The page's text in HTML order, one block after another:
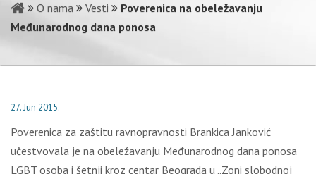
O nama Vesti
Poverenica na obeležavanju
Međunarodnog dana ponosa
27. Jun 2015.
Poverenica za zaštitu ravnopravnosti Brankica Janković
učestvovala je na obeležavanju Međunarodnog dana ponosa
LGBT osoba i šetnji kroz centar Beograda u „Zoni slobodnoj